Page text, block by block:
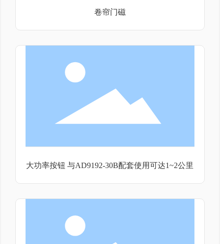
卷帘门磁
大功率按钮 与AD9192-30B配套使用可达1~2公里